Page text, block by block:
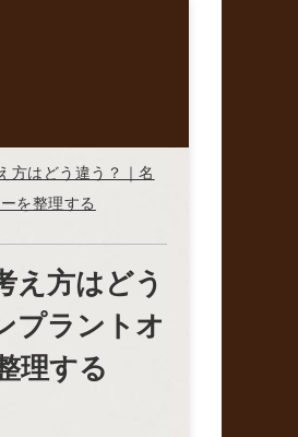
方はどう違う？｜名
を整理する
え方はどう
プラントオ
理する